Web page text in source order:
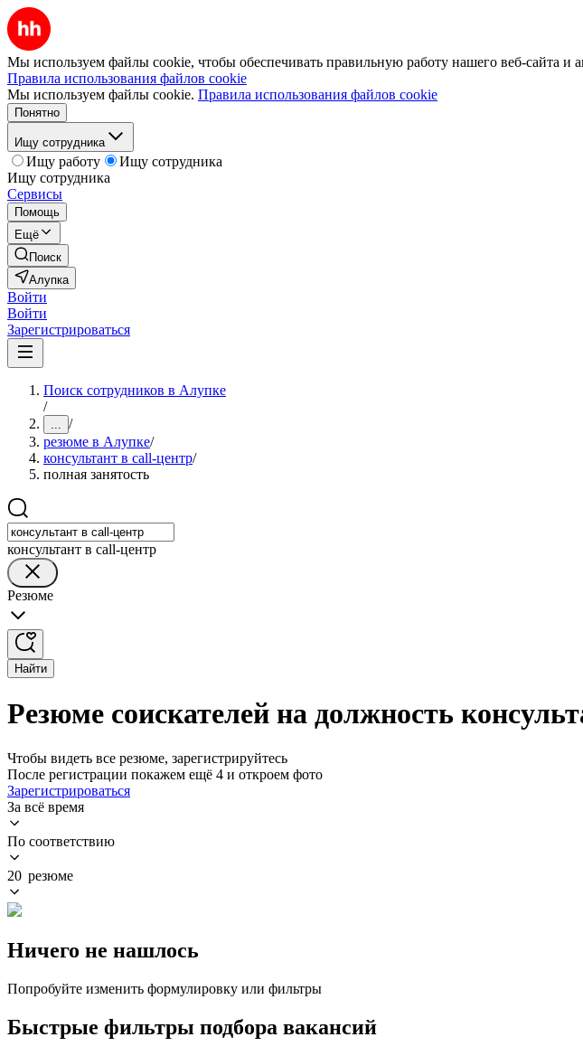
Мы используем файлы cookie, чтобы обеспечивать правильную работу нашего веб-сайта и
Правила использования файлов cookie
Мы используем файлы cookie. Правила использования файлов cookie
Понятно
Ищу сотрудника
Ищу работу
Ищу сотрудника
Ищу сотрудника
Сервисы
Помощь
Ещё
Поиск
Алупка
Войти
Войти
Зарегистрироваться
Поиск сотрудников в Алупке
/
... /
резюме в Алупке/
консультант в call-центр/
полная занятость
консультант в call-центр
Резюме
Найти
Резюме соискателей на должность
Чтобы видеть все резюме, зарегистрируйтесь
После регистрации покажем ещё 4 и откроем фото
Зарегистрироваться
За всё время
По соответствию
20 резюме
Ничего не нашлось
Попробуйте изменить формулировку или фильтры
Быстрые фильтры подбора вакансий